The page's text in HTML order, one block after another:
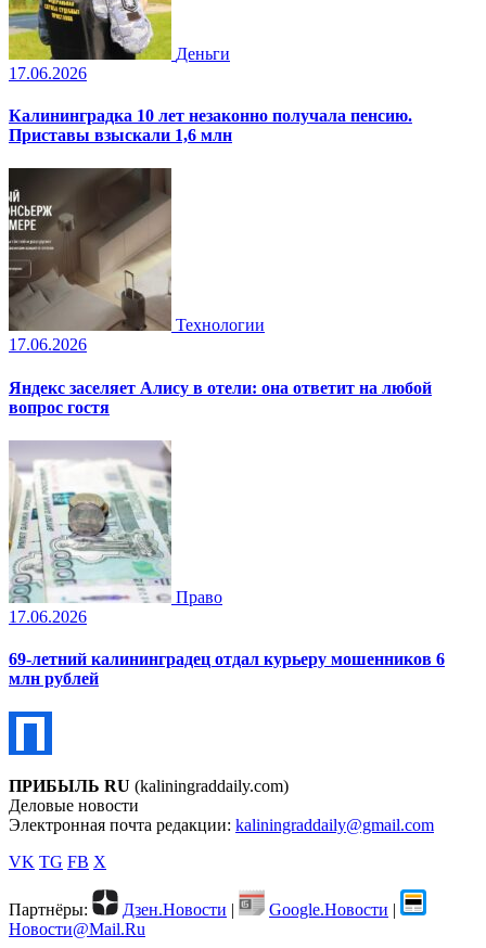
Деньги
17.06.2026
Калининградка 10 лет незаконно получала пенсию.
Приставы взыскали 1,6 млн
Технологии
17.06.2026
Яндекс заселяет Алису в отели: она ответит на любой
вопрос гостя
Право
17.06.2026
69-летний калининградец отдал курьеру мошенников 6
млн рублей
ПРИБЫЛЬ RU (kaliningraddaily.com)
Деловые новости
Электронная почта редакции: kaliningraddaily@gmail.com
VK TG FB X
Партнёры: Дзен.Новости | Google.Новости |
Новости@Mail.Ru